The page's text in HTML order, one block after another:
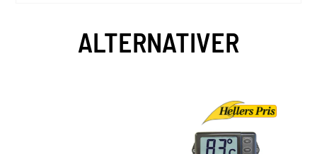
ALTERNATIVER